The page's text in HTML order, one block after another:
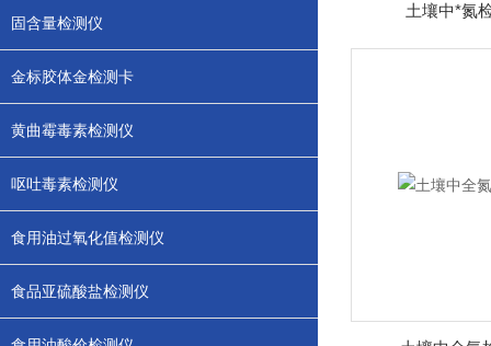
固含量检测仪
金标胶体金检测卡
黄曲霉毒素检测仪
呕吐毒素检测仪
食用油过氧化值检测仪
食品亚硫酸盐检测仪
土壤中*氮